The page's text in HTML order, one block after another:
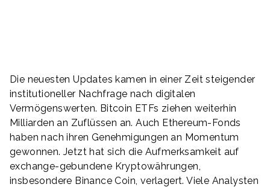
Die neuesten Updates kamen in einer Zeit steigender
institutioneller Nachfrage nach digitalen
Vermögenswerten. Bitcoin ETFs ziehen weiterhin
Milliarden an Zuflüssen an. Auch Ethereum-Fonds
haben nach ihren Genehmigungen an Momentum
gewonnen. Jetzt hat sich die Aufmerksamkeit auf
exchange-gebundene Kryptowährungen,
insbesondere Binance Coin, verlagert. Viele Analysten